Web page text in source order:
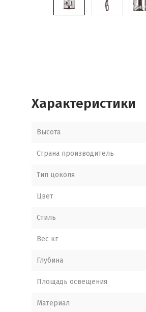
Характеристики
Высота
Страна производитель
Тип цоколя
Цвет
Стиль
Вес кг
Глубина
Площадь освещения
Материал